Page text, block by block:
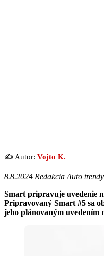
✍️ Autor: Vojto K.
8.8.2024 Redakcia Auto
Smart pripravuje uvedenie
Pripravovaný Smart #5 sa
jeho plánovaným uvedením